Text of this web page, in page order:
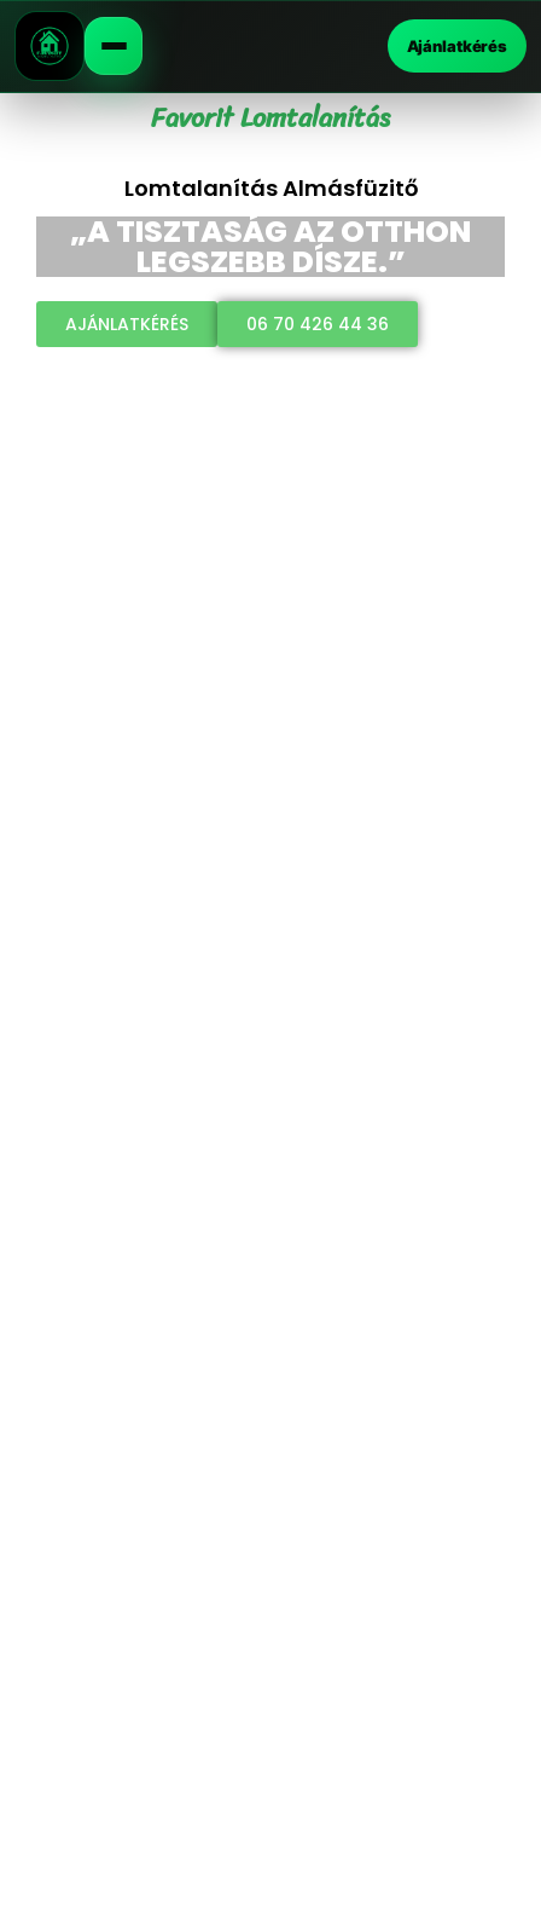
Ajánlatkérés
Favorit Lomtalanítás
Lomtalanítás Almásfüzitő
„A TISZTASÁG AZ OTTHON
LEGSZEBB DÍSZE.”
AJÁNLATKÉRÉS 06 70 426 44 36